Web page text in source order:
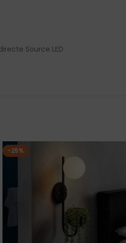
Source LED
-25%